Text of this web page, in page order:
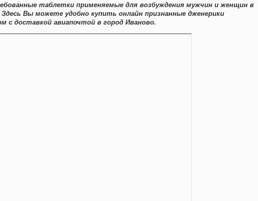
таблетки применяемые для возбуждения мужчин и женщин в
Вы можете удобно купить онлайн признанные дженерики
с доставкой авиапочтой в город Иваново.